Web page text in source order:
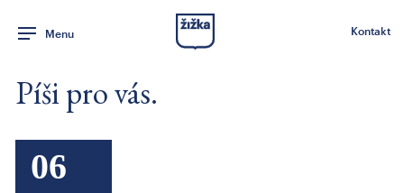
Menu Kontakt
Píši pro vás.
06